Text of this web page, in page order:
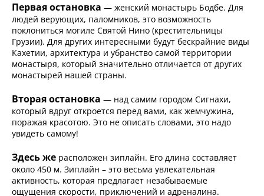
Первая остановка — женский монастырь Бодбе. Для
людей верующих, паломников, это возможность
поклониться могиле Святой Нино (крестительницы
Грузии). Для других интересными будут бескрайние виды
Кахетии, архитектура и убранство самой территории
монастыря, который значительно отличается от других
монастырей нашей страны.
Вторая остановка — над самим городом Сигнахи,
который вдруг откроется перед вами, как жемчужина,
поражая красотою. Это не описать словами, это надо
увидеть самому!
Здесь же расположен зиплайн. Его длина составляет
около 450 м. Зиплайн – это весьма увлекательная
активность, которая предлагает незабываемые
ощущения скорости, приключений и адреналина.